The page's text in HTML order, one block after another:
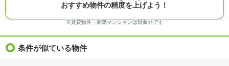
※モデルルーム・モデルハウス・展示場・ショールームの画像の場合、今回販売の物件と異な
※ＣＧ合成の画像の場合、実際とは多少異なる場合があります。
※物件特徴：販売戸数が複数の物件は、全ての住戸に該当しない項目もあります。
※価格更新：物件価格が変更された日から１週間表示されます。
おすすめ物件の精度を上げよう！
※賃貸物件・新築マンションは対象外です
条件が似ている物件